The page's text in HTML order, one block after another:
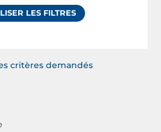
LES FILTRES
critères demandés